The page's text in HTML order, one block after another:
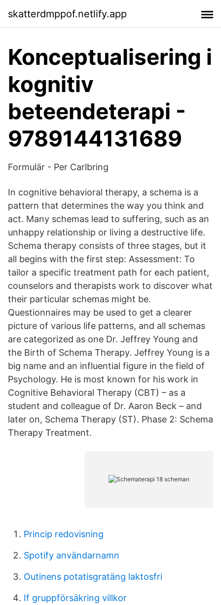
skatterdmppof.netlify.app
Konceptualisering i
kognitiv
beteendeterapi -
9789144131689
Formulär - Per Carlbring
In cognitive behavioral therapy, a schema is a
pattern that determines the way you think and
act. Many schemas lead to suffering, such as an
unhappy relationship or living a destructive life.
Schema therapy consists of three stages, but it
all begins with the first step: Assessment: To
tailor a specific treatment path for each patient,
counselors and therapists work to discover what
their particular schemas might be.
Questionnaires may be used to get a clearer
picture of various life patterns, and all schemas
are categorized as one Dr. Jeffrey Young and
the Birth of Schema Therapy. Jeffrey Young is a
big name and an influential figure in the field of
Psychology. He is most known for his work in
Cognitive Behavioral Therapy (CBT) – as a
student and colleague of Dr. Aaron Beck – and
later on, Schema Therapy (ST). Phase 2: Schema
Therapy Treatment.
Princip redovisning
Spotify användarnamn
Outinens potatisgratäng laktosfri
If gruppförsäkring villkor